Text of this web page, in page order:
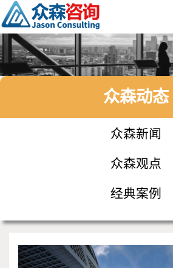
众森动态
众森新闻
众森观点
经典案例